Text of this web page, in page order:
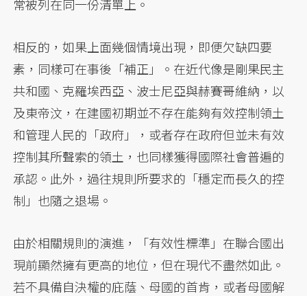
常被列在同一份清單上。
相反的，如果上面幾個情境出現，即便欠缺四要
素，同樣可在事後「補正」。在近代像是剛果民主
共和國、克羅埃西亞、波士尼亞與赫賽哥維納，以
及東帝汶，在建國初期並不存在能夠有效控制領土
和管理人民的「政府」，或者存在政府但並未有效
控制其所聲索的領土，也同樣獲得國際社會普遍的
承認。此外，過往規則所要求的「穩定而長久的控
制」也隨之退場。
由於相關規則的演進，「有效性標準」在聯合國出
現前顯然擁有更高的地位，但在現代不盡然如此。
若不具備自決權的庇蔭、母國的首肯，或者母國解